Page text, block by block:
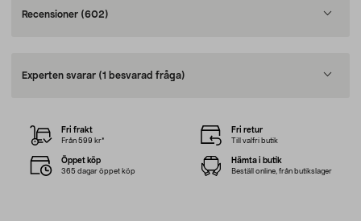
Recensioner (602)
Experten svarar (1 besvarad fråga)
Fri frakt
Från 599 kr*
Fri retur
Till valfri butik
Öppet köp
365 dagar öppet köp
Hämta i butik
Beställ online, från butikslager